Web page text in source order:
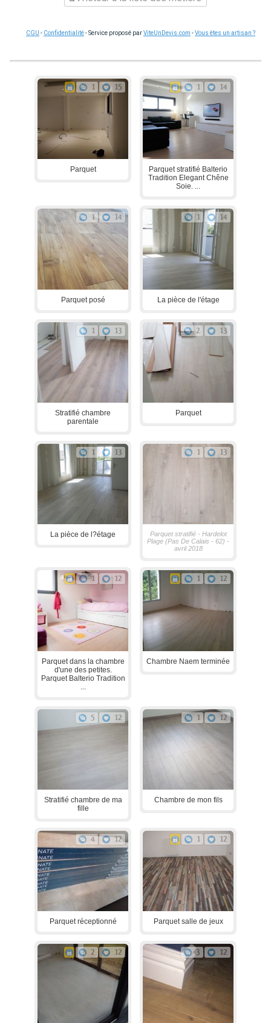
CGU - Confidentialité- Service proposé parViteUnDevis.com -Vous êtes un artisan ?
1 15
Parquet
1 14
Parquet stratifié Balterio
Tradition Elegant Chêne
Soie. ...
1 14
Parquet posé
1 14
La pièce de l'étage
1 13
Stratifié chambre
parentale
2 13
Parquet
1 13
La pièce de l?étage
1 13
Parquet stratifié - Hardelot
Plage (Pas De Calais - 62) -
avril 2018
1 12
Parquet dans la chambre
d'une des petites.
Parquet Balterio Tradition
1 12
Chambre Naem terminée
5 12
Stratifié chambre de ma
fille
1 12
Chambre de mon fils
4 12
Parquet réceptionné
1 12
Parquet salle de jeux
2 12 3 12